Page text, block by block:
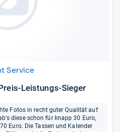
Service
Leistungs-Sieger
Fotos in recht guter Qualität auf
diese schon für knapp 30 Euro,
Euro. Die Tassen und Kalender